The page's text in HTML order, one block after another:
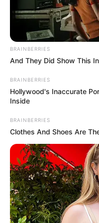
BRAINBERRIES
And They Did Show This
BRAINBERRIES
Hollywood's Inaccurate
Inside
BRAINBERRIES
Clothes And Shoes Are